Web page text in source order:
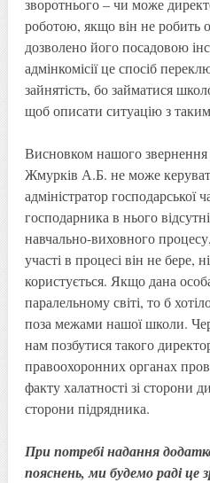
зворотнього – чи може
роботою, якщо він не робить
дозволено його посадовою
адмінкомісії це спосіб
зайнятість, бо займатися
щоб описати ситуацію з
Висновком нашого
Жмурків А.Б. не може
адміністратор господарської
господарника в нього
навчально-виховного
участі в процесі він не бере,
користується. Якщо дана
паралельному світі, то б
поза межами нашої школи.
нам позбутися такого
правоохоронних органах
факту халатності зі сторони
сторони підрядника.
При потребі надання
пояснень, ми будемо раді це